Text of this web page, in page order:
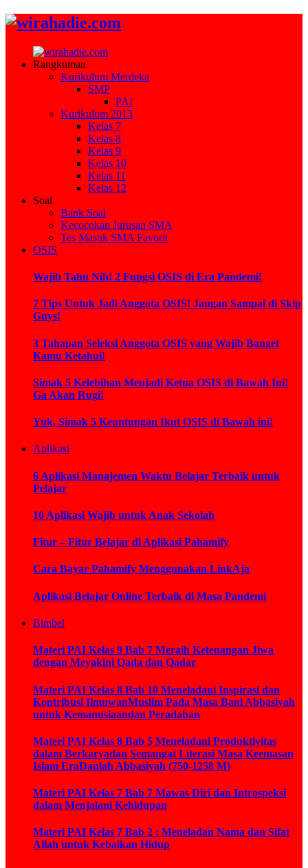
Rangkuman
Kurikulum Merdeka
SMP
PAI
Kurikulum 2013
Kelas 7
Kelas 8
Kelas 9
Kelas 10
Kelas 11
Kelas 12
Soal
Bank Soal
Kecocokan Jurusan SMA
Tes Masuk SMA Favorit
OSIS
Wajib Tahu Nih! 2 Fungsi OSIS di Era Pandemi!
7 Tips Untuk Jadi Anggota OSIS! Jangan Sampai di Skip
Guys!
3 Tahapan Seleksi Anggota OSIS yang Wajib Banget
Kamu Ketahui!
Simak 5 Kelebihan Menjadi Ketua OSIS di Bawah Ini!
Ga Akan Rugi!
Yuk, Simak 5 Keuntungan Ikut OSIS di Bawah ini!
Aplikasi
6 Aplikasi Manajemen Waktu Belajar Terbaik untuk
Pelajar
10 Aplikasi Wajib untuk Anak Sekolah
Fitur – Fitur Belajar di Aplikasi Pahamify
Cara Bayar Pahamify Menggunakan LinkAja
Aplikasi Belajar Online Terbaik di Masa Pandemi
Bimbel
Materi PAI Kelas 9 Bab 7 Meraih Ketenangan Jiwa
dengan Meyakini Qada dan Qadar
Materi PAI Kelas 8 Bab 10 Meneladani Inspirasi dan
Kontribusi IlmuwanMuslim Pada Masa Bani Abbasiyah
untuk Kemanusiaandan Peradaban
Materi PAI Kelas 8 Bab 5 Meneladani Produktivitas
dalam Berkaryadan Semangat Literasi Masa Keemasan
Islam EraDaulah Abbasiyah (750-1258 M)
Materi PAI Kelas 7 Bab 7 Mawas Diri dan Introspeksi
dalam Menjalani Kehidupan
Materi PAI Kelas 7 Bab 2 : Meneladan Nama dan Sifat
Allah untuk Kebaikan Hidup